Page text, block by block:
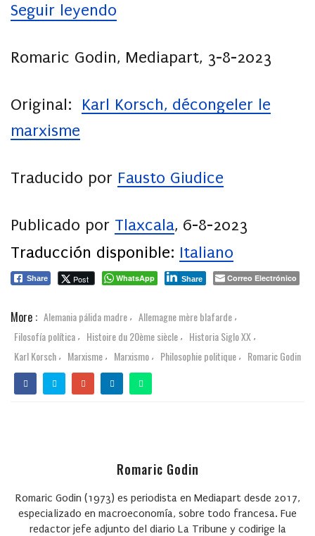
Seguir leyendo
Romaric Godin, Mediapart, 3-8-2023
Original: Karl Korsch, décongeler le
marxisme
Traducido por Fausto Giudice
Publicado por Tlaxcala, 6-8-2023
Traducción disponible: Italiano
Share Post WhatsApp Share Correo Electrónico
More : Alemania pálida madre , Allemagne mère blafarde ,
Filosofía política , Histoire du 20ème siècle , Historia Siglo XX ,
Karl Korsch , Marxisme , Marxismo , Philosophie politique , Romaric Godin
Romaric Godin
Romaric Godin (1973) es periodista en Mediapart desde 2017,
especializado en macroeconomía, sobre todo francesa. Fue
redactor jefe adjunto del diario La Tribune y codirige la